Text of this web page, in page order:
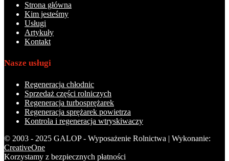
Strona główna
Kim jesteśmy
Usługi
Artykuły
Kontakt
Nasze usługi
Regeneracja chłodnic
Sprzedaż części rolniczych
Regeneracja turbosprężarek
Regeneracja sprężarek powietrza
Kontrola i regeneracja wtryskiwaczy
© 2003 - 2025 GALOP - Wyposażenie Rolnictwa | Wykonanie:
CreativeOne
Korzystamy z bezpiecznych płatności